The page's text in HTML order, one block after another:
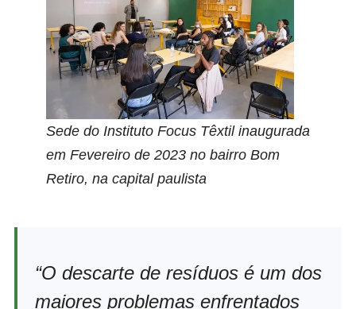
Sede do Instituto Focus Têxtil inaugurada
em Fevereiro de 2023 no bairro Bom
Retiro, na capital paulista
“O descarte de resíduos é um dos
maiores problemas enfrentados